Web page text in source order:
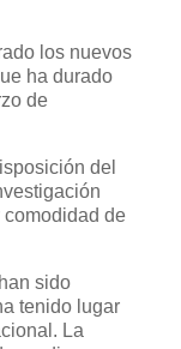
los nuevos
ha durado
de
del
de
sido
tenido lugar
La